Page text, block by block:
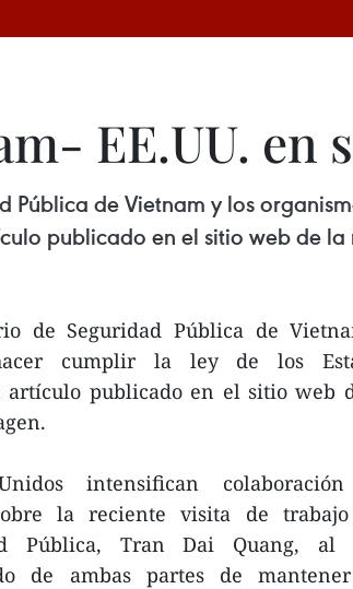
EE.UU. en
de Vietnam y los
publicado en el sitio web de
de Seguridad Pública de
cumplir la ley de los
artículo publicado en el sitio web
intensifican
la reciente visita de
Pública, Tran Dai Quang, al
de ambas partes de